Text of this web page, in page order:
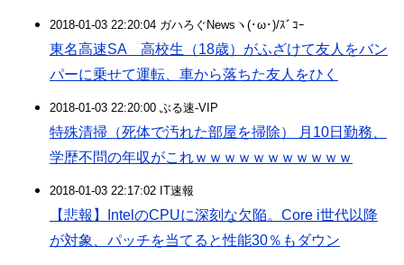
2018-01-03 22:20:04 ガハろぐNewsヽ(･ω･)/ｽﾞｺｰ
東名高速SA 高校生（18歳）がふざけて友人をバン
パーに乗せて運転、車から落ちた友人をひく
2018-01-03 22:20:00 ぶる速-VIP
特殊清掃（死体で汚れた部屋を掃除） 月10日勤務、
学歴不問の年収がこれｗｗｗｗｗｗｗｗｗｗｗ
2018-01-03 22:17:02 IT速報
【悲報】IntelのCPUに深刻な欠陥。Core i世代以降
が対象、パッチを当てると性能30％もダウン